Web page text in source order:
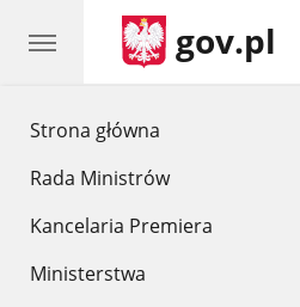
Strona główna
Rada Ministrów
Kancelaria Premiera
Ministerstwa
gov.pl